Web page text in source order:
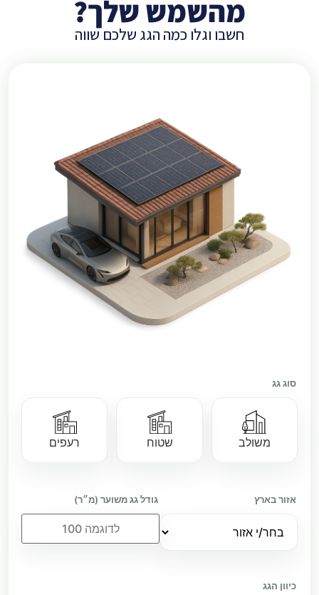
מהשמש שלך?
חשבו וגלו כמה הגג שלכם שווה
סוג גג
משולב שטוח רעפים
אזור בארץ גודל גג משוער (מ״ר)
כיוון הגג
ש״ח
צפי הכנסות ב־25
שנים
—